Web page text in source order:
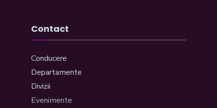
Contact
Conducere
Departamente
Divizii
Evenimente